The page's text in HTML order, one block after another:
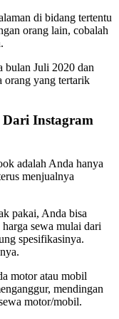
di bidang tertentu
orang lain, cobalah
bulan Juli 2020 dan
orang yang tertarik
Instagram
adalah Anda hanya
menjualnya
pakai, Anda bisa
sewa mulai dari
spesifikasinya.
motor atau mobil
mendingan
motor/mobil.